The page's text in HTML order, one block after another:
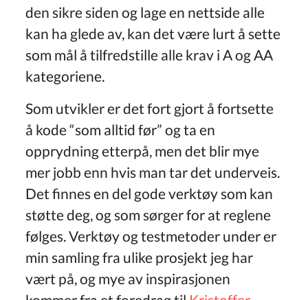
den sikre siden og lage en nettside alle
kan ha glede av, kan det være lurt å sette
som mål å tilfredstille alle krav i A og AA
kategoriene.
Som utvikler er det fort gjort å fortsette
å kode “som alltid før” og ta en
opprydning etterpå, men det blir mye
mer jobb enn hvis man tar det underveis.
Det finnes en del gode verktøy som kan
støtte deg, og som sørger for at reglene
følges. Verktøy og testmetoder under er
min samling fra ulike prosjekt jeg har
vært på, og mye av inspirasjonen